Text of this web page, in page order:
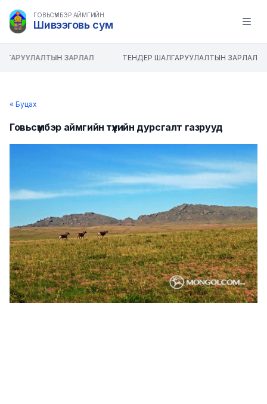
ГОВЬСҮМБЭР АЙМГИЙН
Шивээговь сум Open
ЗАРЛАЛ ТЕНДЕР ШАЛГАРУУЛАЛТЫН ЗАРЛАЛ
« Буцах
Говьсүмбэр аймгийн түүхийн дурсгалт газрууд